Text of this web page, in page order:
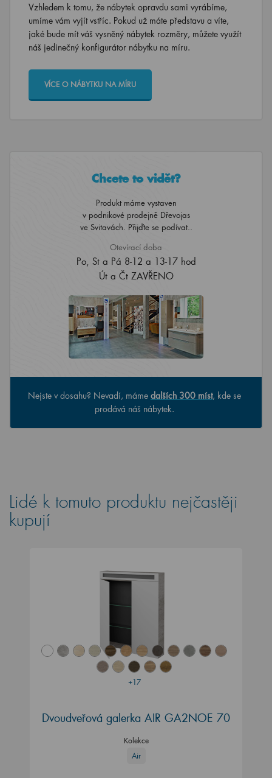
Vzhledem k tomu, že nábytek opravdu sami vyrábíme,
umíme vám vyjít vstříc. Pokud už máte představu a víte,
jaké bude mít váš vysněný nábytek rozměry, můžete využít
náš jedinečný konfigurátor nábytku na míru.
VÍCE O NÁBYTKU NA MÍRU
Chcete to vidět?
Produkt máme vystaven
v podnikové prodejně Dřevojas
ve Svitavách. Přijďte se podívat..
Otevírací doba
Po, St a Pá 8-12 a 13-17 hod
Út a Čt ZAVŘENO
Nejste v dosahu? Nevadí, máme dalších 300 míst, kde se
prodává náš nábytek.
Lidé k tomuto produktu nejčastěji
kupují
+17
Dvoudveřová galerka AIR GA2NOE 70
Kolekce
Air